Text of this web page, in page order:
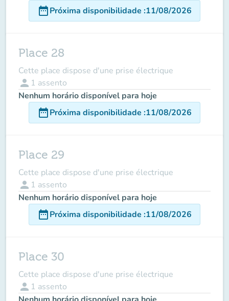
date_rangePróxima disponibilidade :11/08/2026
Place 28
Cette place dispose d'une prise électrique
person 1 assento
Nenhum horário disponível para hoje
date_rangePróxima disponibilidade :11/08/2026
Place 29
Cette place dispose d'une prise électrique
person 1 assento
Nenhum horário disponível para hoje
date_rangePróxima disponibilidade :11/08/2026
Place 30
Cette place dispose d'une prise électrique
person 1 assento